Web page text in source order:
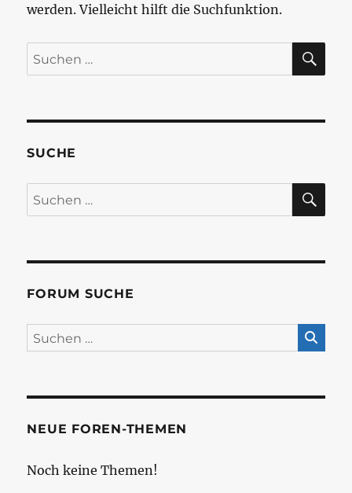
werden. Vielleicht hilft die Suchfunktion.
Suchen
nach:
SUCHE
Suchen
nach:
FORUM SUCHE
NEUE FOREN-THEMEN
Noch keine Themen!